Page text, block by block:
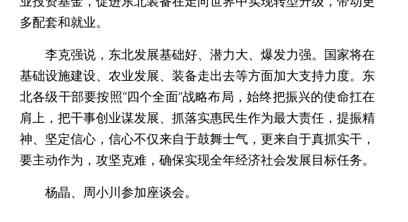
多配套和就业。
李克强说，东北发展基础好、潜力大、爆发力强。国家将在
基础设施建设、农业发展、装备走出去等方面加大支持力度。东
北各级干部要按照“四个全面”战略布局，始终把振兴的使命扛在
肩上，把干事创业谋发展、抓落实惠民生作为最大责任，提振精
神、坚定信心，信心不仅来自于鼓舞士气，更来自于真抓实干，
要主动作为，攻坚克难，确保实现全年经济社会发展目标任务。
杨晶、周小川参加座谈会。